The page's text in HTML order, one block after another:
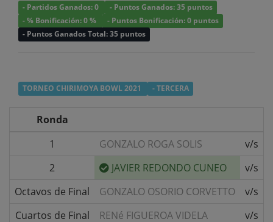
- Partidos Ganados: 0
- Puntos Ganados: 35 puntos
- % Bonificación: 0 %
- Puntos Bonificación: 0 puntos
- Puntos Ganados Total: 35 puntos
TORNEO CHIRIMOYA BOWL 2021 - TERCERA
Ronda
1
GONZALO ROGA SOLIS
v/s
2
JAVIER REDONDO CUNEO v/s
Octavos de Final
GONZALO OSORIO CORVETTO
v/s
Cuartos de Final
RENé FIGUEROA VIDELA
v/s